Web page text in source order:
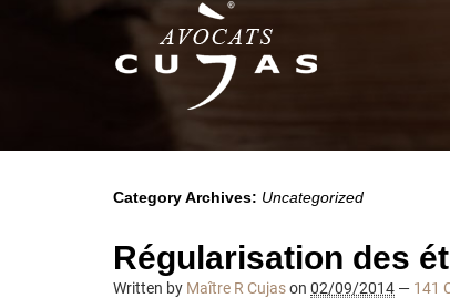
Category Archives: Uncategorized
Régularisation des
Written by Maître R Cujason 02/09/2014 — 141